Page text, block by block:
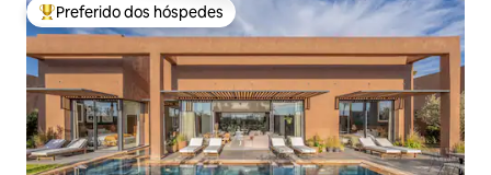
Entre os melhores preferidos dos hóspedes
Preferido dos hóspedes